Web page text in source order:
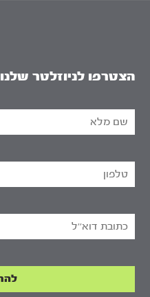
הצטרפו לניוזלטר שלנו